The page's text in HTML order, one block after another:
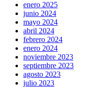
enero 2025
junio 2024
mayo 2024
abril 2024
febrero 2024
enero 2024
noviembre 2023
septiembre 2023
agosto 2023
julio 2023